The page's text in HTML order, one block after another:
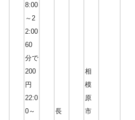
8:00
～2
2:00
60
分で
200
円
22:0
0～
長
相
模
原
市